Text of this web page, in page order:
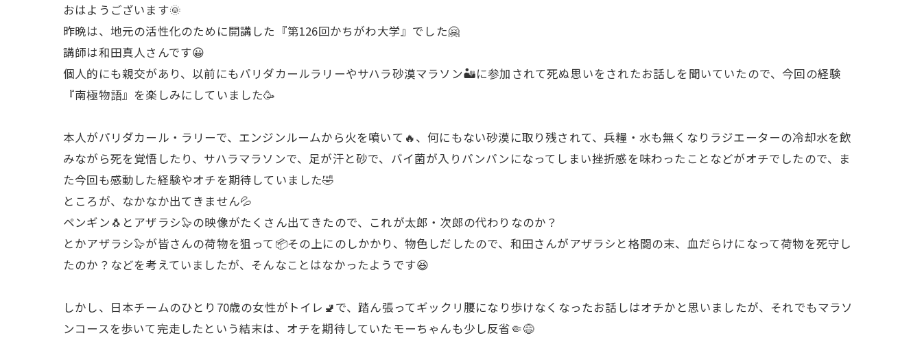
おはようございます🌞
昨晩は、地元の活性化のために開講した『第126回かちがわ大学』でした🤗
講師は和田真人さんです😀
個人的にも親交があり、以前にもパリダカールラリーやサハラ砂漠マラソン🏜に参加されて死ぬ思いをされたお話しを聞いていたので、今回の経験
『南極物語』を楽しみにしていました🥳
本人がパリダカール・ラリーで、エンジンルームから火を噴いて🔥、何にもない砂漠に取り残されて、兵糧・水も無くなりラジエーターの冷却水を飲
みながら死を覚悟したり、サハラマラソンで、足が汗と砂で、バイ菌が入りパンパンになってしまい挫折感を味わったことなどがオチでしたので、ま
た今回も感動した経験やオチを期待していました🤣
ところが、なかなか出てきません💦
ペンギン🐧とアザラシ🦭の映像がたくさん出てきたので、これが太郎・次郎の代わりなのか？
とかアザラシ🦭が皆さんの荷物を狙って📦その上にのしかかり、物色しだしたので、和田さんがアザラシと格闘の末、血だらけになって荷物を死守し
たのか？などを考えていましたが、そんなことはなかったようです😆
しかし、日本チームのひとり70歳の女性がトイレ🚽で、踏ん張ってギックリ腰になり歩けなくなったお話しはオチかと思いましたが、それでもマラソ
ンコースを歩いて完走したという結末は、オチを期待していたモーちゃんも少し反省🤏😅